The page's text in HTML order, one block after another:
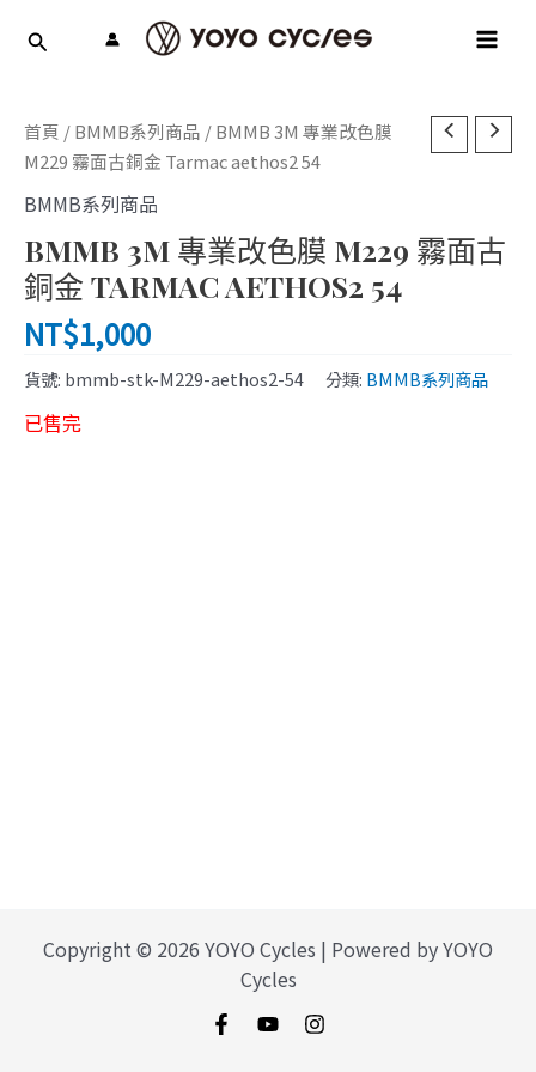
首頁 /BMMB系列商品 / BMMB 3M 專業改色膜
M229 霧面古銅金 Tarmac aethos2 54
BMMB系列商品
BMMB 3M 專業改色膜 M229 霧面古
銅金 TARMAC AETHOS2 54
NT$1,000
貨號: bmmb-stk-M229-aethos2-54 分類: BMMB系列商品
已售完
Copyright © 2026 YOYO Cycles | Powered by YOYO
Cycles